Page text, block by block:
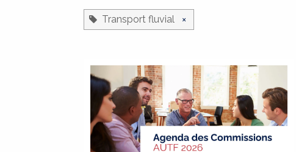
Transport fluvial ×